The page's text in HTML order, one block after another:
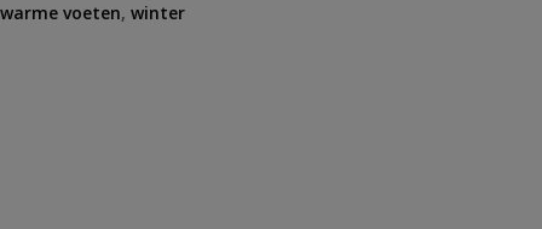
warme voeten, winter